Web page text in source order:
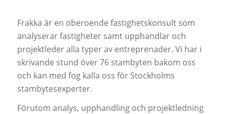
Frakka är en oberoende fastighetskonsult som
analyserar fastigheter samt upphandlar och
projektleder alla typer av entreprenader. Vi har i
skrivande stund över 76 stambyten bakom oss
och kan med fog kalla oss för Stockholms
stambytesexperter.
Förutom analys, upphandling och projektledning